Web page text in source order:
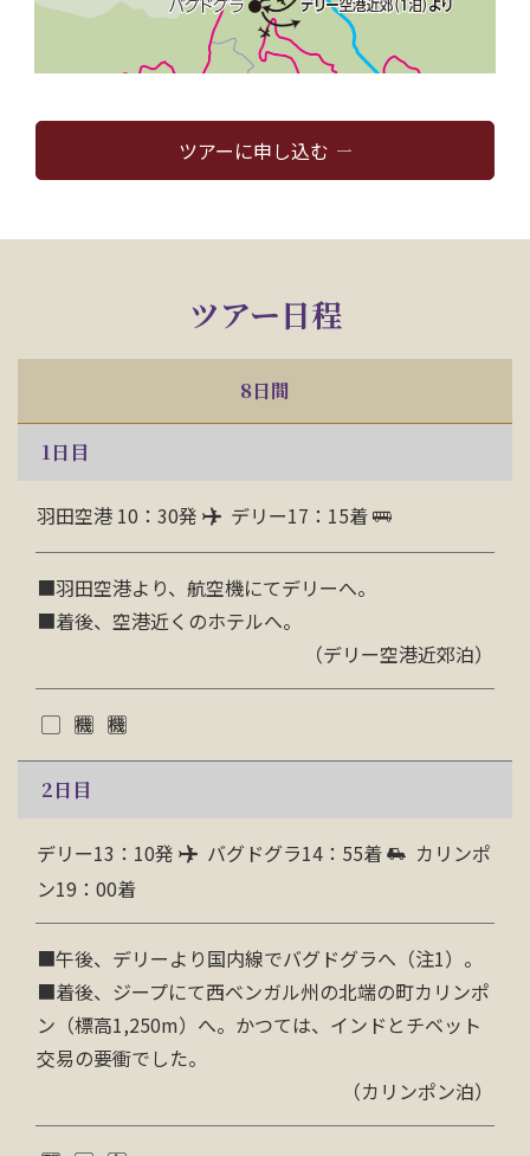
ツアーに申し込む
ツアー日程
8日間
1日目
羽田空港 10：30発 デリー17：15着
■羽田空港より、航空機にてデリーへ。
■着後、空港近くのホテルへ。
（デリー空港近郊泊）
2日目
デリー13：10発 バグドグラ14：55着
カリンポ
ン19：00着
■午後、デリーより国内線でバグドグラへ（注1）。
■着後、ジープにて西ベンガル州の北端の町カリンポ
ン（標高1,250m）へ。かつては、インドとチベット
交易の要衝でした。
（カリンポン泊）